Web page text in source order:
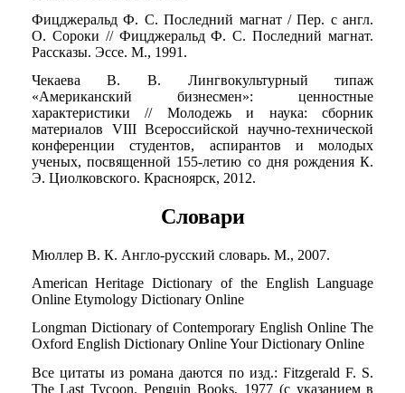
Фицджеральд Ф. С. Последний магнат / Пер. с англ.
О. Сороки // Фицджеральд Ф. С. Последний магнат.
Рассказы. Эссе. М., 1991.
Чекаева В. В. Лингвокультурный типаж
«Американский бизнесмен»: ценностные
характеристики // Молодежь и наука: сборник
материалов VIII Всероссийской научно-технической
конференции студентов, аспирантов и молодых
ученых, посвященной 155-летию со дня рождения К.
Э. Циолковского. Красноярск, 2012.
Словари
Мюллер В. К. Англо-русский словарь. М., 2007.
American Heritage Dictionary of the English Language
Online Etymology Dictionary Online
Longman Dictionary of Contemporary English Online The
Oxford English Dictionary Online Your Dictionary Online
Все цитаты из романа даются по изд.: Fitzgerald F. S.
The Last Tycoon. Penguin Books, 1977 (с указанием в